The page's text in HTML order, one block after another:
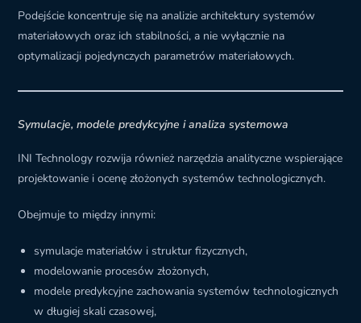
Podejście koncentruje się na analizie architektury systemów
materiałowych oraz ich stabilności, a nie wyłącznie na
optymalizacji pojedynczych parametrów materiałowych.
Symulacje, modele predykcyjne i analiza systemowa
INI Technology rozwija również narzędzia analityczne wspierające
projektowanie i ocenę złożonych systemów technologicznych.
Obejmuje to między innymi:
symulacje materiałów i struktur fizycznych,
modelowanie procesów złożonych,
modele predykcyjne zachowania systemów technologicznych
w długiej skali czasowej,